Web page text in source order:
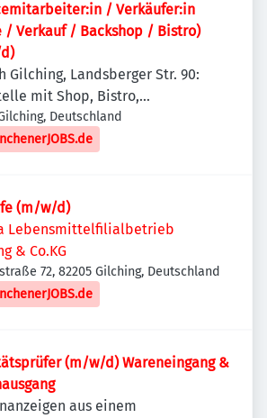
/ Verkäufer:in
/ Verkauf / Backshop / Bistro)
Gilching, Landsberger Str. 90:
mit Shop, Bistro,
Waschstraße
Deutschland
(m/w/d)
Lebensmittelfilialbetrieb
& Co.KG
72, 82205 Gilching, Deutschland
(m/w/d) Wareneingang &
aus einem